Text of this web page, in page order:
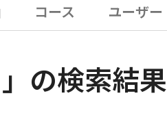
コース ユーザー
の検索結果